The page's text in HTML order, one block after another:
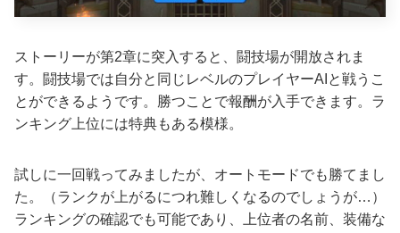
ストーリーが第2章に突入すると、闘技場が開放されま
す。闘技場では自分と同じレベルのプレイヤーAIと戦うこ
とができるようです。勝つことで報酬が入手できます。ラ
ンキング上位には特典もある模様。
試しに一回戦ってみましたが、オートモードでも勝てまし
た。（ランクが上がるにつれ難しくなるのでしょうが…）
ランキングの確認でも可能であり、上位者の名前、装備な